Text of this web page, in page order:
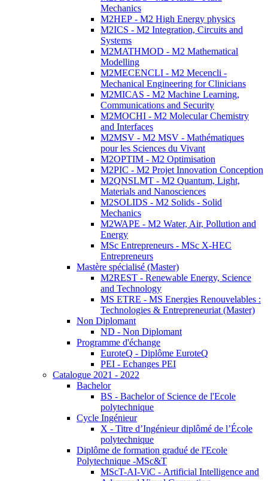
Mechanics
M2HEP - M2 High Energy physics
M2ICS - M2 Integration, Circuits and
Systems
M2MATHMOD - M2 Mathematical
Modelling
M2MECENCLI - M2 Mecencli -
Mechanical Engineering for Clinicians
M2MICAS - M2 Machine Learning,
Communications and Security
M2MOCHI - M2 Molecular Chemistry
and Interfaces
M2MSV - M2 MSV - Mathématiques
pour les Sciences du Vivant
M2OPTIM - M2 Optimisation
M2PIC - M2 Projet Innovation Conception
M2QNSLMT - M2 Quantum, Light,
Materials and Nanosciences
M2SOLIDS - M2 Solids - Solid
Mechanics
M2WAPE - M2 Water, Air, Pollution and
Energy
MSc Entrepreneurs - MSc X-HEC
Entrepreneurs
Mastère spécialisé (Master)
M2REST - Renewable Energy, Science
and Technology
MS ETRE - MS Energies Renouvelables :
Technologies & Entrepreneuriat (Master)
Non Diplomant
ND - Non Diplomant
Programme d'échange
EuroteQ - Diplôme EuroteQ
PEI - Echanges PEI
Catalogue 2021 - 2022
Bachelor
BS - Bachelor of Science de l'Ecole
polytechnique
Cycle Ingénieur
X - Titre d’Ingénieur diplômé de l’École
polytechnique
Diplôme de formation gradué de l'Ecole
Polytechnique -MSc&T
MScT-AI-ViC - Artificial Intelligence and